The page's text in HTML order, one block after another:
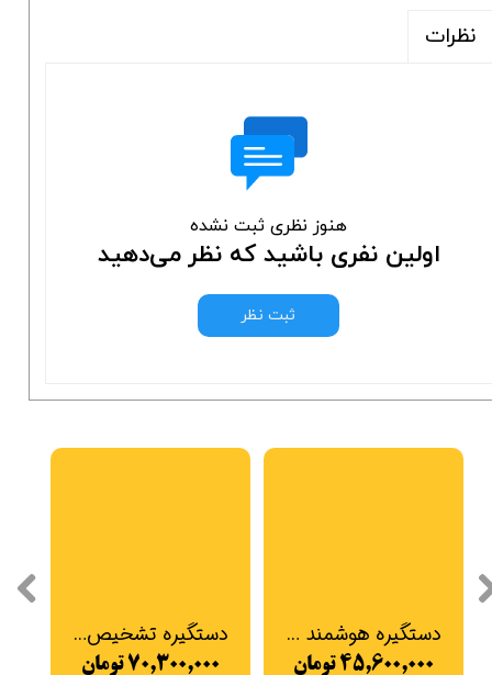
نظرات
هنوز نظری ثبت نشده
اولین نفری باشید که نظر می‌دهید
ثبت نظر
دستگیره تشخیص چهره Smart Pass مدل Elegant
۷۰,۳۰۰,۰۰۰ تومان
دستگیره هوشمند تشخیص چهره Smart Pass مدل Torino
۴۵,۶۰۰,۰۰۰ تومان